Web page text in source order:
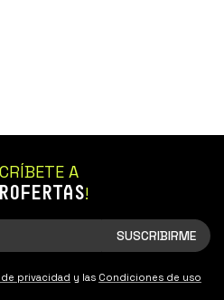
A
!
privacidad y las Condiciones de uso